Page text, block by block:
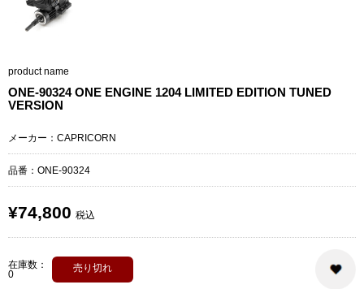
product name
ONE-90324 ONE ENGINE 1204 LIMITED EDITION TUNED
VERSION
メーカー：CAPRICORN
品番：ONE-90324
¥74,800 税込
在庫数：
0
売り切れ